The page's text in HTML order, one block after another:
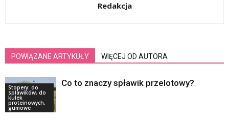
Redakcja
POWIĄZANE ARTYKUŁY WIĘCEJ OD AUTORA
Stopery: do
spławików, do
kulek
proteinowych,
gumowe
Co to znaczy spławik przelotowy?